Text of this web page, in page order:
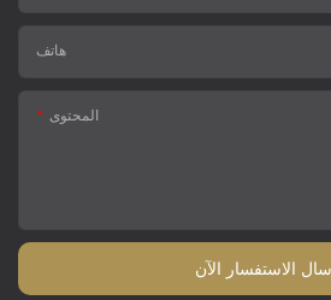
هاتف
المحتوى
الاستفسار الآن